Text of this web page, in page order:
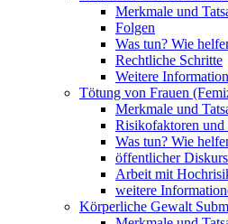
Merkmale und
Folgen
Was tun? Wie
Rechtliche Schritte
Weitere
Tötung von Frauen
Merkmale und
Risikofaktoren und
Was tun? Wie
öffentlicher
Arbeit mit
weitere
Körperliche Gewalt